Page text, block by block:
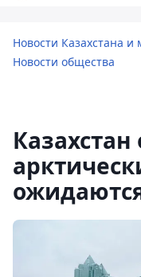
Новости Казахстана и
Новости общества
Казахстан